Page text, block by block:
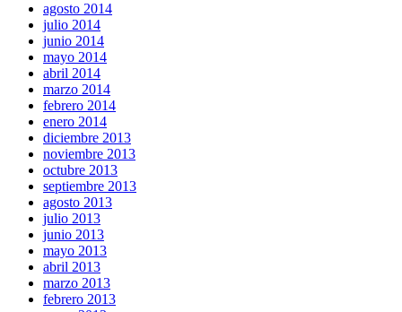
agosto 2014
julio 2014
junio 2014
mayo 2014
abril 2014
marzo 2014
febrero 2014
enero 2014
diciembre 2013
noviembre 2013
octubre 2013
septiembre 2013
agosto 2013
julio 2013
junio 2013
mayo 2013
abril 2013
marzo 2013
febrero 2013